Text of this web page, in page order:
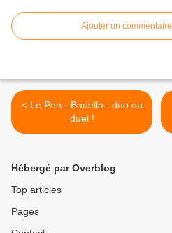
Ajouter un commentaire
< Le Pen - Badella : duo ou
duel !
Hébergé par Overblog
Top articles
Pages